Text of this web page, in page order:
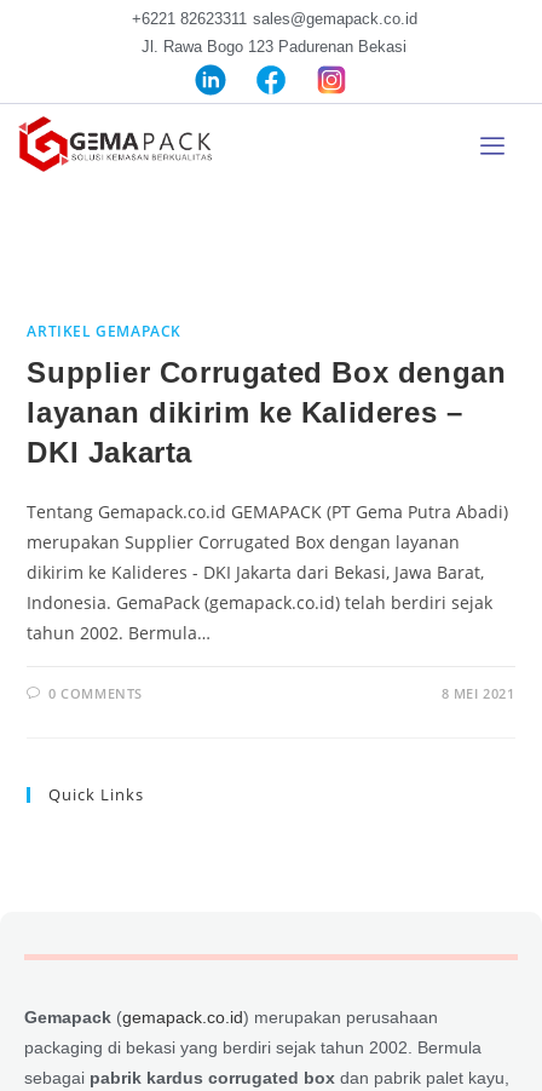
+6221 82623311 sales@gemapack.co.id
Jl. Rawa Bogo 123 Padurenan Bekasi
ARTIKEL GEMAPACK
Supplier Corrugated Box dengan
layanan dikirim ke Kalideres –
DKI Jakarta
Tentang Gemapack.co.id GEMAPACK (PT Gema Putra Abadi)
merupakan Supplier Corrugated Box dengan layanan
dikirim ke Kalideres - DKI Jakarta dari Bekasi, Jawa Barat,
Indonesia. GemaPack (gemapack.co.id) telah berdiri sejak
tahun 2002. Bermula…
0 COMMENTS 8 MEI 2021
Quick Links
Gemapack (gemapack.co.id) merupakan perusahaan
packaging di bekasi yang berdiri sejak tahun 2002. Bermula
sebagai pabrik kardus corrugated box dan pabrik palet kayu,